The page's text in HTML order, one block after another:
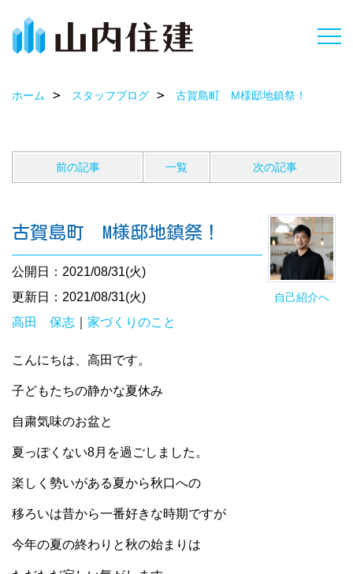
ホーム スタッフブログ 古賀島町 M様邸地鎮祭！
前の記事 一覧 次の記事
自己紹介へ
古賀島町 M様邸地鎮祭！
公開日：2021/08/31(火)
更新日：2021/08/31(火)
高田 保志
家づくりのこと
こんにちは、高田です。
子どもたちの静かな夏休み
自粛気味のお盆と
夏っぽくない8月を過ごしました。
楽しく勢いがある夏から秋口への
移ろいは昔から一番好きな時期ですが
今年の夏の終わりと秋の始まりは